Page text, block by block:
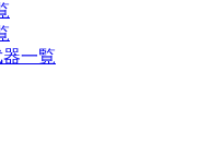
器一覧